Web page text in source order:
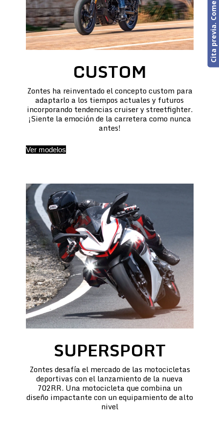
CUSTOM
Zontes ha reinventado el concepto custom para
adaptarlo a los tiempos actuales y futuros
incorporando tendencias cruiser y streetfighter.
¡Siente la emoción de la carretera como nunca
antes!
Ver modelos
SUPERSPORT
Zontes desafía el mercado de las motocicletas
deportivas con el lanzamiento de la nueva
702RR. Una motocicleta que combina un
diseño impactante con un equipamiento de alto
nivel